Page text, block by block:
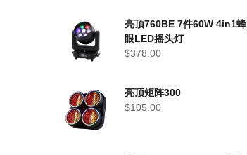
亮顶760BE 7件60W 4in1蜂
眼LED摇头灯
$378.00
亮顶矩阵300
$105.00